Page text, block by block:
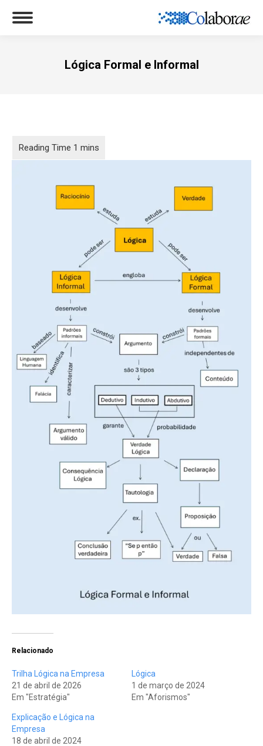
Lógica Formal e Informal
Relacionado
Trilha Lógica na Empresa
21 de abril de 2026
Em "Estratégia"
Lógica
1 de março de 2024
Em "Aforismos"
Explicação e Lógica na
Empresa
18 de abril de 2024